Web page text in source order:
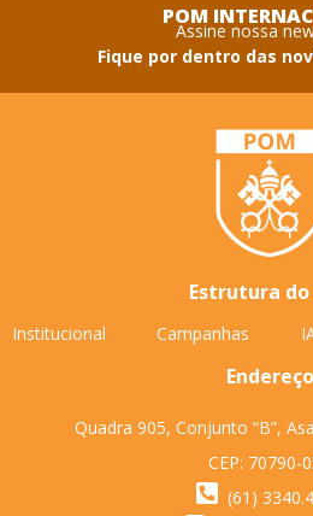
POM
Assine nossa
Fique por dentro das
Estrutura
Institucional Campanhas
Endereço
Quadra 905, Conjunto “B”,
CEP: 70790-
(61)